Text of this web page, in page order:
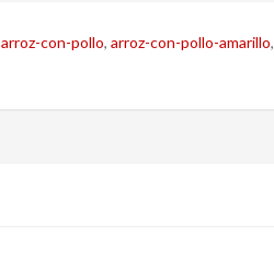
arroz-con-pollo, arroz-con-pollo-amarillo,